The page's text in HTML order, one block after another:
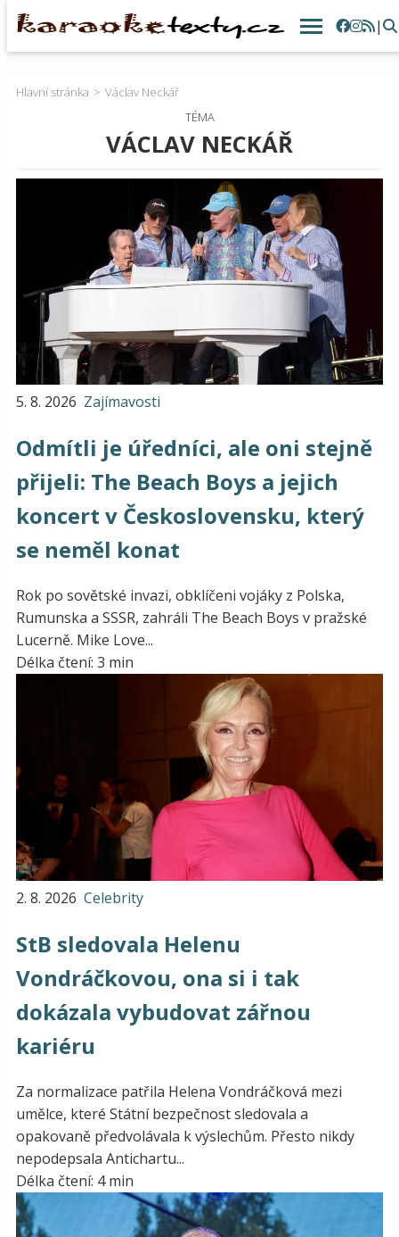
|
Hlavní stránka
Václav Neckář
TÉMA
VÁCLAV NECKÁŘ
5. 8. 2026 Zajímavosti
Odmítli je úředníci, ale oni stejně
přijeli: The Beach Boys a jejich
koncert v Československu, který
se neměl konat
Rok po sovětské invazi, obklíčeni vojáky z Polska,
Rumunska a SSSR, zahráli The Beach Boys v pražské
Lucerně. Mike Love...
Délka čtení: 3 min
2. 8. 2026 Celebrity
StB sledovala Helenu
Vondráčkovou, ona si i tak
dokázala vybudovat zářnou
kariéru
Za normalizace patřila Helena Vondráčková mezi
umělce, které Státní bezpečnost sledovala a
opakovaně předvolávala k výslechům. Přesto nikdy
nepodepsala Antichartu...
Délka čtení: 4 min